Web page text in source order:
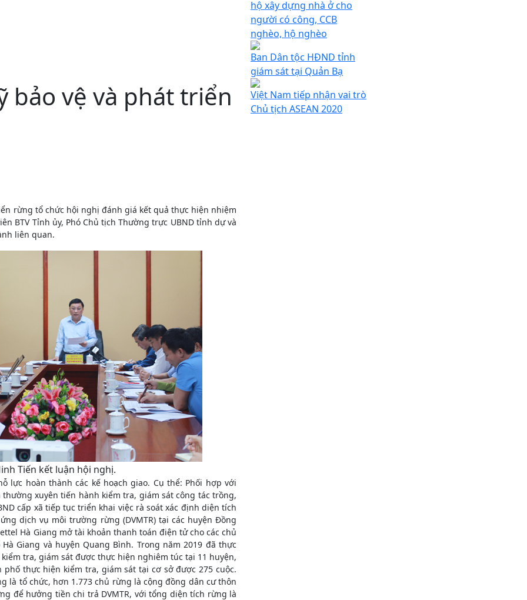
bảo vệ và phát triển
rừng tổ chức hội nghị đánh giá kết quả thực hiện nhiệm
BTV Tỉnh ủy, Phó Chủ tịch Thường trực UBND tỉnh dự và
liên quan.
Tiến kết luận hội nghị.
lực hoàn thành các kế hoạch giao. Cụ thể: Phối hợp với
xuyên tiến hành kiểm tra, giám sát công tác trồng,
cấp xã tiếp tục triển khai việc rà soát xác định diện tích
dịch vụ môi trường rừng (DVMTR) tại các huyện Đồng
Hà Giang mở tài khoản thanh toán điện tử cho các chủ
Giang và huyện Quang Bình. Trong năm 2019 đã thực
tra, giám sát được thực hiện nghiêm túc tại 11 huyện,
thực hiện kiểm tra, giám sát tại cơ sở được 275 cuộc.
là tổ chức, hơn 1.773 chủ rừng là cộng đồng dân cư thôn
để hưởng tiền chi trả DVMTR, với tổng diện tích rừng là
hộ xây dựng nhà ở cho
người có công, CCB
nghèo, hộ nghèo
Ban Dân tộc HĐND tỉnh
giám sát tại Quản Bạ
Việt Nam tiếp nhận vai trò
Chủ tịch ASEAN 2020